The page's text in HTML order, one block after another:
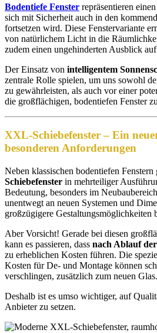
Bodentiefe Fenster repräsentieren
sich mit Sicherheit auch in den
fortsetzen wird. Diese Fenstervariante
von natürlichem Licht in die
zudem einen ungehinderten Ausblick
Der Einsatz von intelligentem
zentrale Rolle spielen, um uns sowohl
zu gewährleisten, als auch vor einer
die großflächigen, bodentiefen Fenster
XXL-Schiebefenster – Ein
besonderen Anforderungen
Neben klassischen bodentiefen Fenstern
Schiebefenster in mehrteiliger
Bedeutung, besonders im
unentwegt an neuen Systemen und
großzügigere Gestaltungsmöglichkeiten
Aber Vorsicht! Gerade bei diesen
kann es passieren, dass nach Ablauf
zu erheblichen Kosten führen. Die
Kosten für De- und Montage können
verschlingen, zusätzlich zum neuen Glas.
Deshalb ist es umso wichtiger, auf
Anbieter zu setzen.